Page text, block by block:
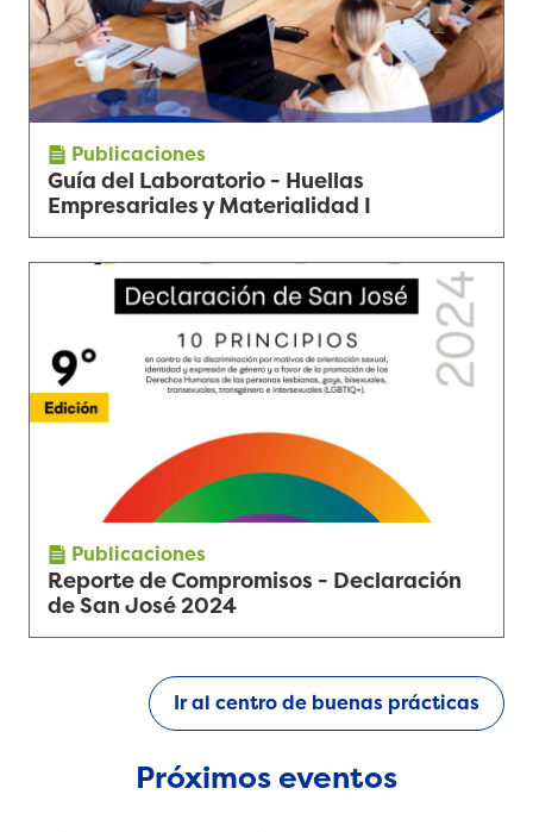
Publicaciones
Guía del Laboratorio - Huellas
Empresariales y Materialidad I
Publicaciones
Reporte de Compromisos - Declaración
de San José 2024
Ir al centro de buenas prácticas
Próximos eventos